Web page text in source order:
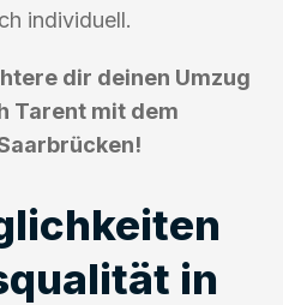
individuell.
dir deinen Umzug
Tarent mit dem
in